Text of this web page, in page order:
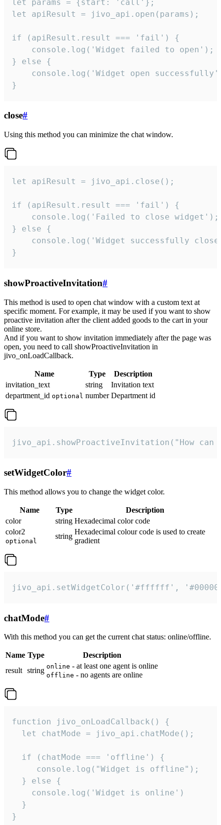
let params = {start: 'call'};
let apiResult = jivo_api.open(params);
if (apiResult.result === 'fail') {
    console.log('Widget failed to open');
} else {
console.log('Widget open
}
close#
Using this method you can minimize the chat window.
let apiResult = jivo_api.close();
if (apiResult.result === 'fail') {
    console.log('Failed to close widget');
} else {
console.log('Widget successfully
}
showProactiveInvitation#
This method is used to open chat window with a custom text at
specific moment. For example, it may be used if you want to show
proactive invitation after the client added goods to the cart in your
online store.
And if you want to show invitation immediately after the page was
open, you need to call showProactiveInvitation in
jivo_onLoadCallback.
Name Type
Description
invitation_text
string
Invitation text
department_id optional number Department id
jivo_api.showProactiveInvitation("How
setWidgetColor#
This method allows you to change the widget color.
Name Type
Description
color
string Hexadecimal color code
color2
optional
string
Hexadecimal colour code is used to create
gradient
jivo_api.setWidgetColor('#ffffff',
chatMode#
With this method you can get the current chat status: online/offline.
Name Type
Description
result string online - at least one agent is online
offline - no agents are online
function jivo_onLoadCallback() {
  let chatMode = jivo_api.chatMode();
  if (chatMode === 'offline') {
     console.log("Widget is offline");
  } else {
    console.log('Widget is online')
  }
}